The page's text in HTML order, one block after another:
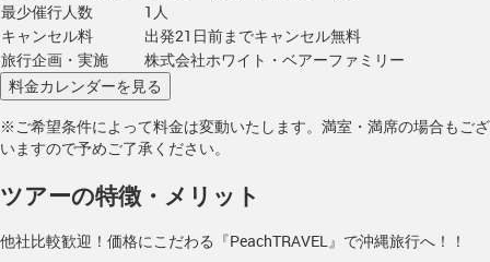
最少催行人数
1人
キャンセル料
出発21日前までキャンセル無料
旅行企画・実施
株式会社ホワイト・ベアーファミリー
※ご希望条件によって料金は変動いたします。満室・満席の場合もござ
いますので予めご了承ください。
ツアーの特徴・メリット
他社比較歓迎！価格にこだわる『PeachTRAVEL』で沖縄旅行へ！！